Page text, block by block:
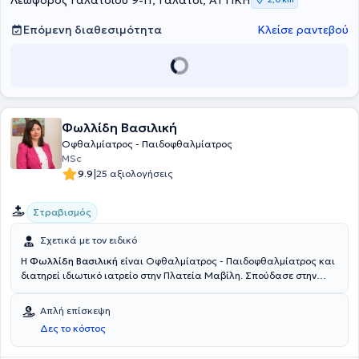
Επόμενη διαθεσιμότητα Κλείσε ραντεβού
Φωλλίδη Βασιλική
Οφθαλμίατρος - Παιδοφθαλμίατρος
MSc
9.9|25 αξιολογήσεις
Στραβισμός
Σχετικά με τον ειδικό
Η Φωλλίδη Βασιλική είναι Οφθαλμίατρος - Παιδοφθαλμίατρος και
διατηρεί ιδιωτικό ιατρείο στην Πλατεία Μαβίλη. Σπούδασε στην
Αθηνών. Στο ίδιο εκπαιδευτικό ίδρυμα πραγματοποίησε
μεταπτυχιακές σπουδές στην "Ιατρική γενετική: κλινική και
εργαστηριακή κατεύθυνση". Ειδικεύθηκε στη Χειρουργική
Οφθαλμολογία - Παιδοφθαλμολογία στο Νοσοκομείο Παίδων "Η
Απλή επίσκεψη
Δες το κόστος